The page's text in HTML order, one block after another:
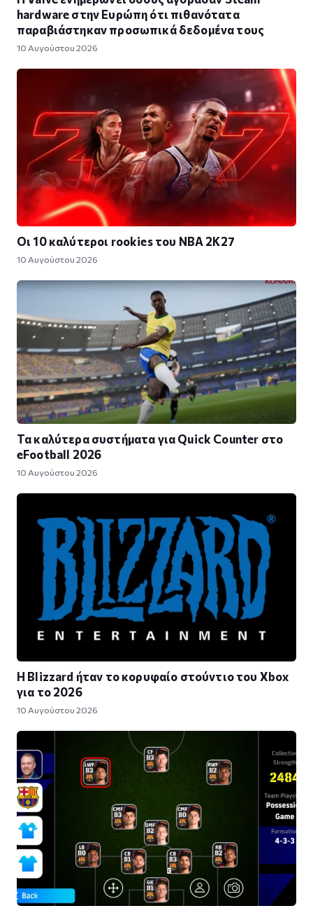
hardware στην Ευρώπη ότι πιθανότατα
παραβιάστηκαν προσωπικά δεδομένα τους
10 Αυγούστου 2026
Οι 10 καλύτεροι rookies του NBA 2K27
10 Αυγούστου 2026
Τα καλύτερα συστήματα για Quick Counter στο
eFootball 2026
10 Αυγούστου 2026
Η Blizzard ήταν το κορυφαίο στούντιο του Xbox
για το 2026
10 Αυγούστου 2026